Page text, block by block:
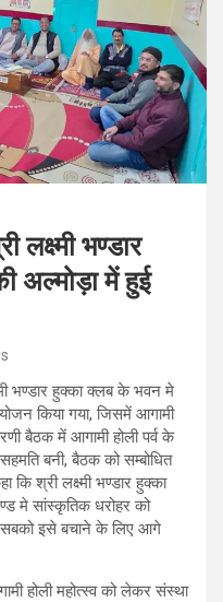
लक्ष्मी भण्डार
अल्मोड़ा में हुई
भण्डार हुक्का क्लब के भवन मे
किया गया, जिसमें आगामी
बैठक में आगामी होली पर्व के
बनी, बैठक को सम्बोधित
श्री लक्ष्मी भण्डार हुक्का
मे सांस्कृतिक धरोहर को
इसे बचाने के लिए आगे
होली महोत्स्व को लेकर संस्था